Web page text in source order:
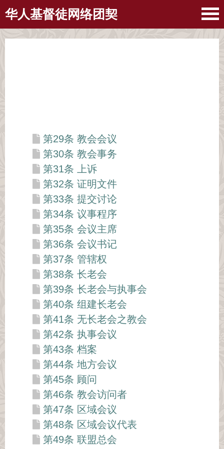
华人基督徒网络团契
第29条 教会会议
第30条 教会事务
第31条 上诉
第32条 证明文件
第33条 提交讨论
第34条 议事程序
第35条 会议主席
第36条 会议书记
第37条 管辖权
第38条 长老会
第39条 长老会与执事会
第40条 组建长老会
第41条 无长老会之教会
第42条 执事会议
第43条 档案
第44条 地方会议
第45条 顾问
第46条 教会访问者
第47条 区域会议
第48条 区域会议代表
第49条 联盟总会